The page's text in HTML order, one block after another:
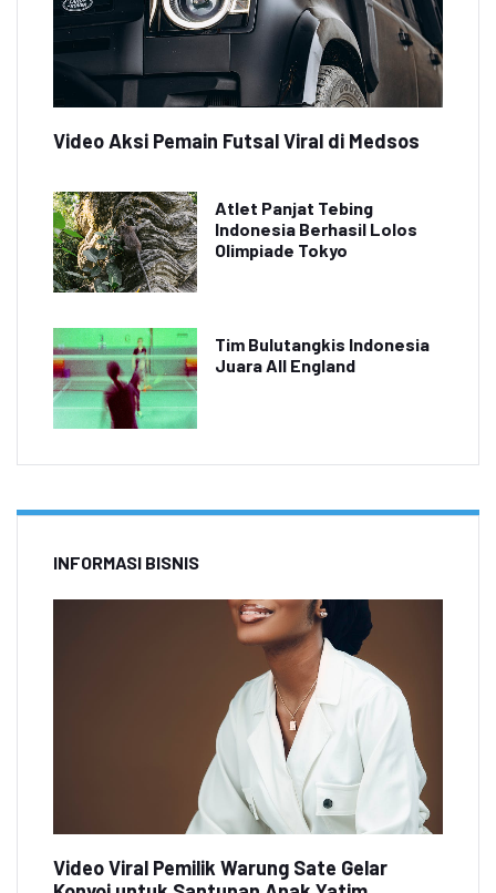
Video Aksi Pemain Futsal Viral di Medsos
Atlet Panjat Tebing
Indonesia Berhasil Lolos
Olimpiade Tokyo
Tim Bulutangkis Indonesia
Juara All England
INFORMASI BISNIS
Video Viral Pemilik Warung Sate Gelar